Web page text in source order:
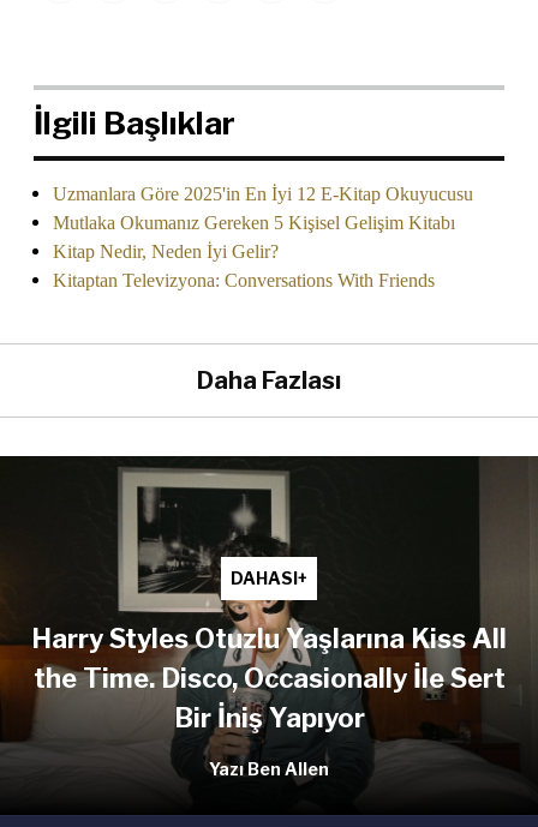
İlgili Başlıklar
Uzmanlara Göre 2025'in En İyi 12 E-Kitap Okuyucusu
Mutlaka Okumanız Gereken 5 Kişisel Gelişim Kitabı
Kitap Nedir, Neden İyi Gelir?
Kitaptan Televizyona: Conversations With Friends
Daha Fazlası
DAHASI+
Harry Styles Otuzlu Yaşlarına Kiss All
the Time. Disco, Occasionally İle Sert
Bir İniş Yapıyor
Yazı Ben Allen